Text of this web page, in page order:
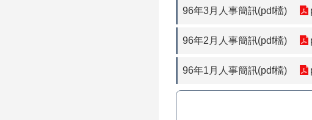
96年3月人事簡訊(pdf檔)
96年2月人事簡訊(pdf檔)
96年1月人事簡訊(pdf檔)